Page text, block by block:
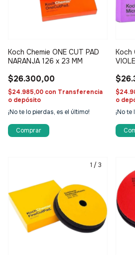
Koch Chemie ONE CUT PAD
NARANJA 126 x 23 MM
$26.300,00
$24.985,00 con Transferencia
o depósito
¡No te lo pierdas, es el último!
Koch
o
¡No
1 / 3